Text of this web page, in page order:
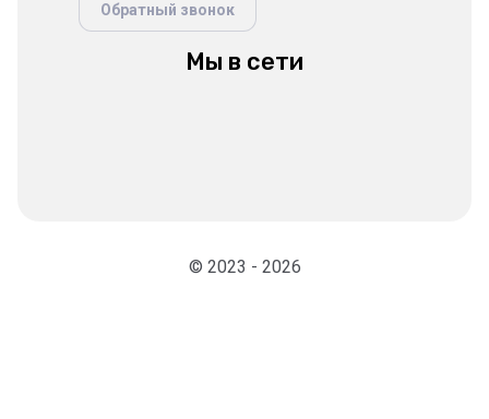
Обратный звонок
Мы в сети
© 2023 - 2026